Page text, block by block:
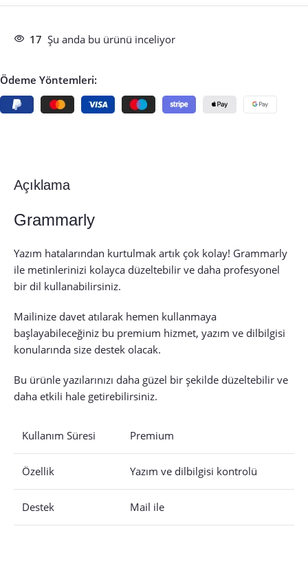
17 Şu anda bu ürünü inceliyor
Ödeme Yöntemleri:
Açıklama
Grammarly
Yazım hatalarından kurtulmak artık çok kolay! Grammarly
ile metinlerinizi kolayca düzeltebilir ve daha profesyonel
bir dil kullanabilirsiniz.
Mailinize davet atılarak hemen kullanmaya
başlayabileceğiniz bu premium hizmet, yazım ve dilbilgisi
konularında size destek olacak.
Bu ürünle yazılarınızı daha güzel bir şekilde düzeltebilir ve
daha etkili hale getirebilirsiniz.
Kullanım Süresi Premium
Özellik Yazım ve dilbilgisi kontrolü
Destek Mail ile